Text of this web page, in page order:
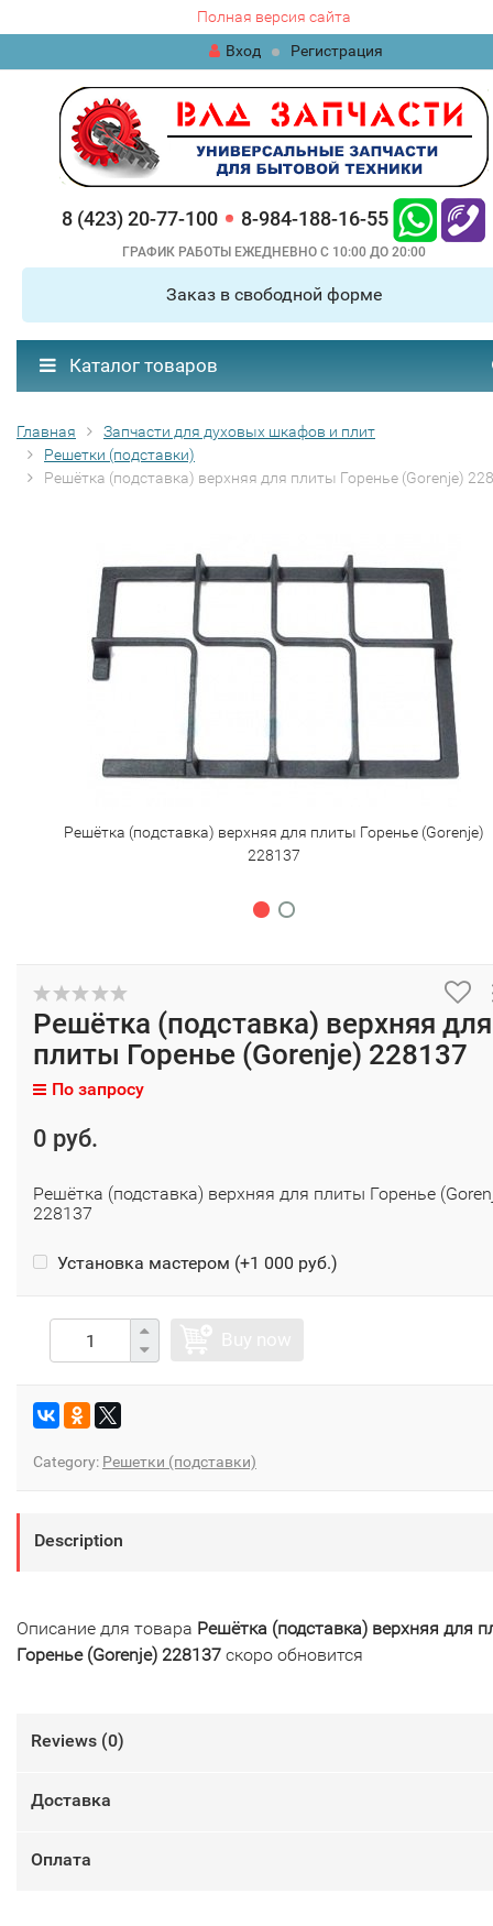
Полная версия сайта
Вход
Регистрация
8 (423) 20-77-100 8-984-188-16-55
ГРАФИК РАБОТЫ ЕЖЕДНЕВНО С 10:00 ДО 20:00
Заказ в свободной форме
Каталог товаров
Главная
Запчасти для духовых шкафов и плит
Решетки (подставки)
Решётка (подставка) верхняя для плиты Горенье (Gorenje)
Решётка (подставка) верхняя для плиты Горенье (Gorenje)
228137
Решётка (подставка) верхняя для
плиты Горенье (Gorenje) 228137
По запросу
0 руб.
Решётка (подставка) верхняя для плиты Горенье
228137
Установка мастером (+1 000 руб.)
Category: Решетки (подставки)
Description
Описание для товара Решётка (подставка) верхняя для
Горенье (Gorenje) 228137 скоро обновится
Reviews (0)
Доставка
Оплата